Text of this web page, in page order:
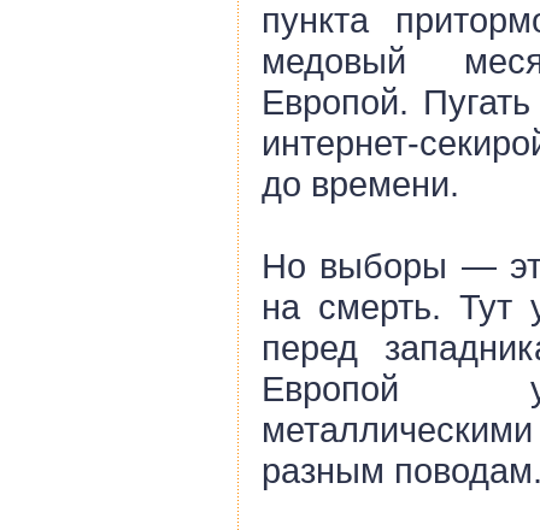
пункта
медовый
Европой.
интернет-
до времени.
Но выборы —
на смерть. Тут
перед
Европой
разным